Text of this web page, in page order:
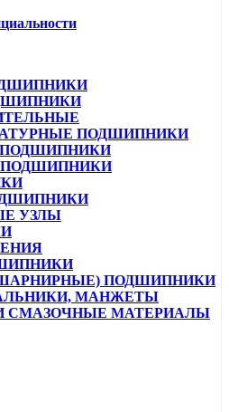
ПОДШИПНИКИ
УЗЛЫ
ПОДШИПНИКИ
МАНЖЕТЫ
СМАЗОЧНЫЕ МАТЕРИАЛЫ